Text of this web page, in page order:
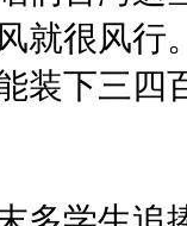
就很风行
装下三四